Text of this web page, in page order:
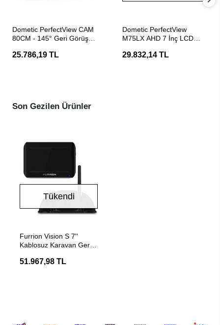
Dometic PerfectView CAM
80CM - 145° Geri Görüş
25.786,19 TL
Dometic PerfectView
M75LX AHD 7 İnç LCD
29.832,14 TL
Son Gezilen Ürünler
Tükendi
Furrion Vision S 7''
Kablosuz Karavan Geri
51.967,98 TL